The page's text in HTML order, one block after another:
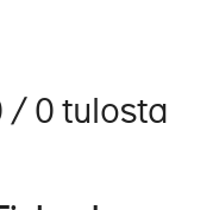
/ 0 tulosta